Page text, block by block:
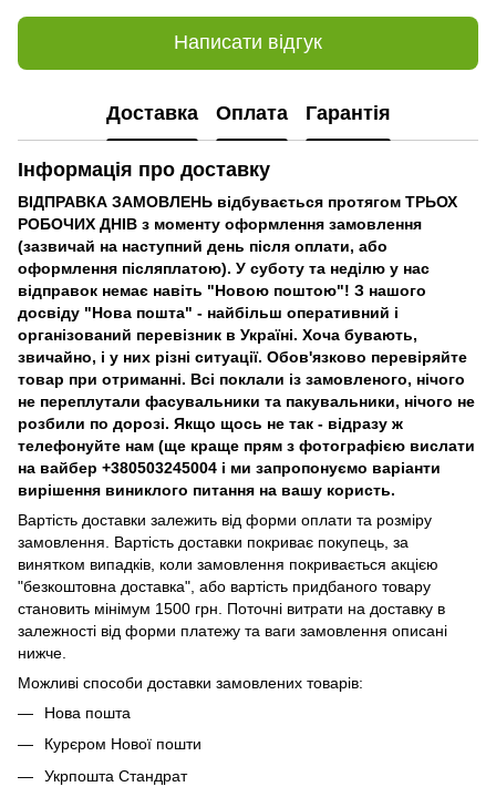
Написати відгук
Доставка Оплата Гарантія
Інформація про доставку
ВІДПРАВКА ЗАМОВЛЕНЬ відбувається протягом ТРЬОХ
РОБОЧИХ ДНІВ з моменту оформлення замовлення
(зазвичай на наступний день після оплати, або
оформлення післяплатою). У суботу та неділю у нас
відправок немає навіть "Новою поштою"! З нашого
досвіду "Нова пошта" - найбільш оперативний і
організований перевізник в Україні. Хоча бувають,
звичайно, і у них різні ситуації. Обов'язково перевіряйте
товар при отриманні. Всі поклали із замовленого, нічого
не переплутали фасувальники та пакувальники, нічого не
розбили по дорозі. Якщо щось не так - відразу ж
телефонуйте нам (ще краще прям з фотографією вислати
на вайбер +380503245004 і ми запропонуємо варіанти
вирішення виниклого питання на вашу користь.
Вартість доставки залежить від форми оплати та розміру
замовлення. Вартість доставки покриває покупець, за
винятком випадків, коли замовлення покривається акцією
"безкоштовна доставка", або вартість придбаного товару
становить мінімум 1500 грн. Поточні витрати на доставку в
залежності від форми платежу та ваги замовлення описані
нижче.
Можливі способи доставки замовлених товарів:
Нова пошта
Курєром Нової пошти
Укрпошта Стандрат